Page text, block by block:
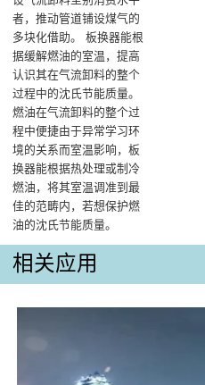
者，推动管道铺设煤气的
多块化借助。 板换器能根
据缓解燃油的室温，提高
认识其在气流卸料的整个
过程中的沈氏节能质量。
燃油在气流卸料的整个过
程中便捷由于异常学习环
境的关系而室温影响，板
换器能根据热处理或制冷
燃油，将其室温调准到最
佳的范畴内，若想保护燃
油的沈氏节能质量‌。
相关应用